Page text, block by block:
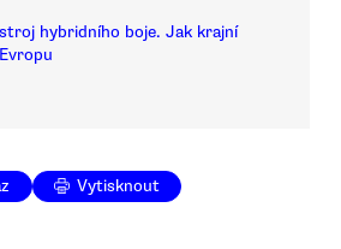
hybridního boje. Jak krajní
Vytisknout